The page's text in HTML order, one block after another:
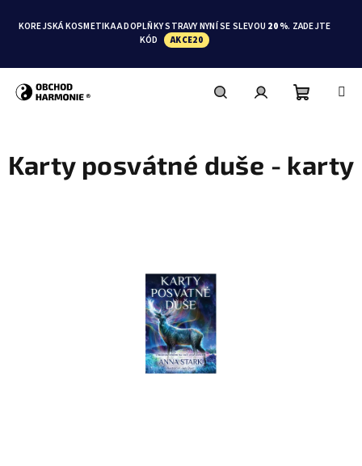
KOREJSKÁ KOSMETIKA A DOPLŇKY STRAVY NYNÍ SE SLEVOU 20 %. ZADEJTE
KÓD
AKCE20
košík
Karty posvátné duše - karty